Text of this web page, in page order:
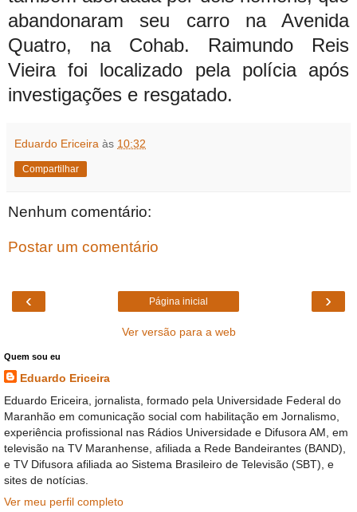
abandonaram seu carro na Avenida
Quatro, na Cohab. Raimundo Reis
Vieira foi localizado pela polícia após
investigações e resgatado.
Eduardo Ericeira às 10:32
Compartilhar
Nenhum comentário:
Postar um comentário
‹ ›
Página inicial
Ver versão para a web
Quem sou eu
Eduardo Ericeira
Eduardo Ericeira, jornalista, formado pela Universidade Federal do
Maranhão em comunicação social com habilitação em Jornalismo,
experiência profissional nas Rádios Universidade e Difusora AM, em
televisão na TV Maranhense, afiliada a Rede Bandeirantes (BAND),
e TV Difusora afiliada ao Sistema Brasileiro de Televisão (SBT), e
sites de notícias.
Ver meu perfil completo